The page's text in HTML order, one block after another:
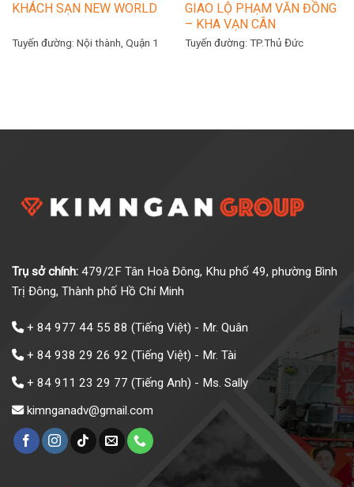
KHÁCH SẠN NEW WORLD
Tuyến đường: Nội thành, Quận 1
GIAO LỘ PHẠM VĂN ĐỒNG
– KHA VẠN CÂN
Tuyến đường: TP.Thủ Đức
Trụ sở chính: 479/2F Tân Hoà Đông, Khu phố 49, phường Bình
Trị Đông, Thành phố Hồ Chí Minh
+ 84 977 44 55 88 (Tiếng Việt) - Mr. Quân
+ 84 938 29 26 92 (Tiếng Việt) - Mr. Tài
+ 84 911 23 29 77 (Tiếng Anh) - Ms. Sally
kimnganadv@gmail.com